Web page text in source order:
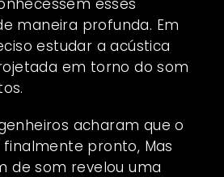
esses
maneira profunda. Em
estudar a acústica
em torno do som
acharam que o
pronto, Mas
de som revelou uma